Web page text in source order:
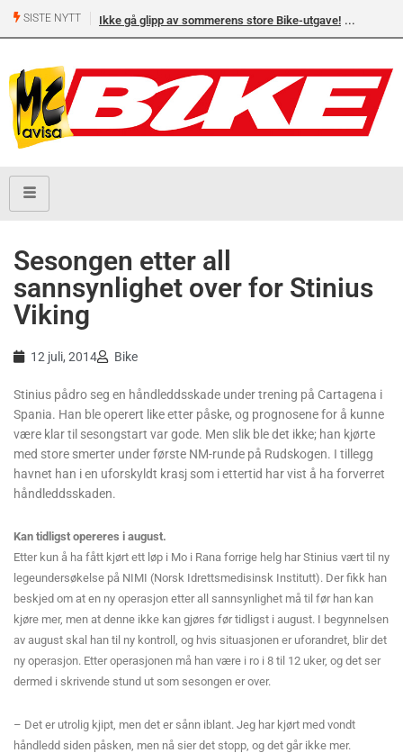
SISTE NYTT Ikke gå glipp av sommerens store Bike-utgave!
Sesongen etter all
sannsynlighet over for Stinius
Viking
12 juli, 2014 Bike
Stinius pådro seg en håndleddsskade under trening på Cartagena i
Spania. Han ble operert like etter påske, og prognosene for å kunne
være klar til sesongstart var gode. Men slik ble det ikke; han kjørte
med store smerter under første NM-runde på Rudskogen. I tillegg
havnet han i en uforskyldt krasj som i ettertid har vist å ha forverret
håndleddsskaden.
Kan tidligst opereres i august.
Etter kun å ha fått kjørt ett løp i Mo i Rana forrige helg har Stinius vært til ny
legeundersøkelse på NIMI (Norsk Idrettsmedisinsk Institutt). Der fikk han
beskjed om at en ny operasjon etter all sannsynlighet må til før han kan
kjøre mer, men at denne ikke kan gjøres før tidligst i august. I begynnelsen
av august skal han til ny kontroll, og hvis situasjonen er uforandret, blir det
ny operasjon. Etter operasjonen må han være i ro i 8 til 12 uker, og det ser
dermed i skrivende stund ut som sesongen er over.
– Det er utrolig kjipt, men det er sånn iblant. Jeg har kjørt med vondt
håndledd siden påsken, men nå sier det stopp, og det går ikke mer.